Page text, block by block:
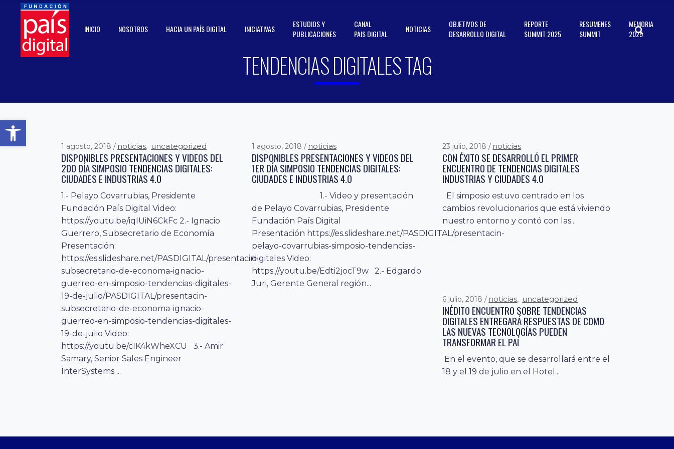
Abrir barra de herramientas
INICIO NOSOTROS HACIA UN PAÍS DIGITAL INICIATIVAS
ESTUDIOS Y
PUBLICACIONES
CANAL
PAIS DIGITAL
NOTICIAS
OBJETIVOS DE
DESARROLLO DIGITAL
REPORTE
SUMMIT 2025
RESUMENES
SUMMIT
MEMORIA
2025
TENDENCIAS DIGITALES TAG
1 agosto, 2018 noticias, uncategorized
DISPONIBLES PRESENTACIONES Y VIDEOS DEL
2DO DÍA SIMPOSIO TENDENCIAS DIGITALES:
CIUDADES E INDUSTRIAS 4.0
1.- Pelayo Covarrubias, Presidente
Fundación País Digital Video:
https://youtu.be/iqIUiN6CkFc 2.- Ignacio
Guerrero, Subsecretario de Economía
Presentación:
https://es.slideshare.net/PASDIGITAL/presentacin-
subsecretario-de-economa-ignacio-
guerreo-en-simposio-tendencias-digitales-
19-de-julio/PASDIGITAL/presentacin-
subsecretario-de-economa-ignacio-
guerreo-en-simposio-tendencias-digitales-
19-de-julio Video:
https://youtu.be/cIK4kWheXCU 3.- Amir
Samary, Senior Sales Engineer
InterSystems ...
1 agosto, 2018 noticias
DISPONIBLES PRESENTACIONES Y VIDEOS DEL
1ER DÍA SIMPOSIO TENDENCIAS DIGITALES:
CIUDADES E INDUSTRIAS 4.0
1.- Video y presentación
de Pelayo Covarrubias, Presidente
Fundación País Digital
Presentación https://es.slideshare.net/PASDIGITAL/presentacin-
pelayo-covarrubias-simposio-tendencias-
digitales Video:
https://youtu.be/Edti2jocT9w 2.- Edgardo
Juri, Gerente General región...
23 julio, 2018 noticias
CON ÉXITO SE DESARROLLÓ EL PRIMER
ENCUENTRO DE TENDENCIAS DIGITALES
INDUSTRIAS Y CIUDADES 4.0
El simposio estuvo centrado en los
cambios revolucionarios que está viviendo
nuestro entorno y contó con las...
6 julio, 2018 noticias, uncategorized
INÉDITO ENCUENTRO SOBRE TENDENCIAS
DIGITALES ENTREGARÁ RESPUESTAS DE COMO
LAS NUEVAS TECNOLOGÍAS PUEDEN
TRANSFORMAR EL PAÍ
En el evento, que se desarrollará entre el
18 y el 19 de julio en el Hotel...